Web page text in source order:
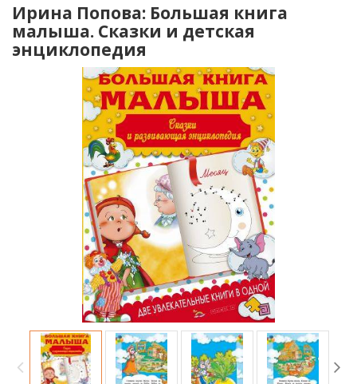
Ирина Попова: Большая книга
малыша. Сказки и детская
энциклопедия